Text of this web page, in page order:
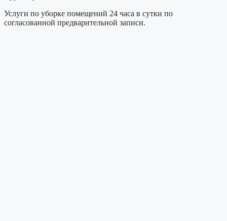
Услуги по уборке помещений 24 часа в сутки по
согласованной предварительной записи.